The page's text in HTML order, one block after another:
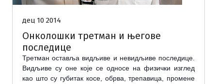
дец 10 2014
Онколошки третман и његове
последице
Третман оставља видљиве и невидљиве последице.
Видљиве су оне које се односе на физички изглед
као штосу губитак косе, обрва,трепавица, промене